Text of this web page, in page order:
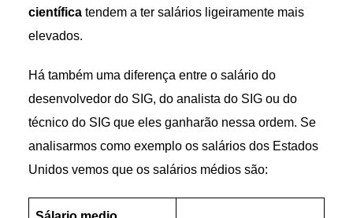
científicatendem a ter salários ligeiramente mais
elevados.
Há também uma diferença entre o salário do
desenvolvedor do SIG, do analista do SIG ou do
técnico do SIG que eles ganharão nessa ordem. Se
analisarmos como exemplo os salários dos Estados
Unidos vemos que os salários médios são: